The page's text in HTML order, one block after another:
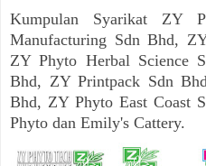
Kumpulan Syarikat ZY
Manufacturing Sdn Bhd,
ZY Phyto Herbal Science
Bhd, ZY Printpack Sdn
Bhd, ZY Phyto East Coast
Phyto dan Emily's Cattery.